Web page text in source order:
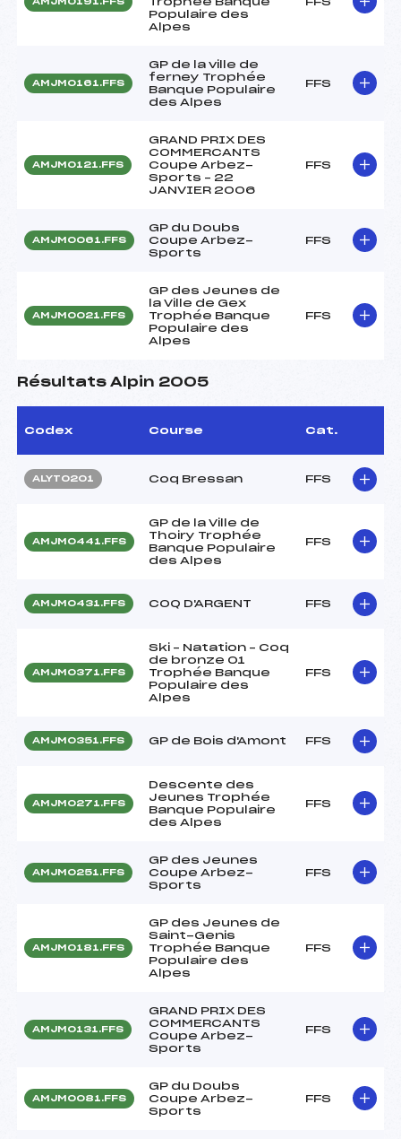
Populaire des
Alpes
AMJM0161.FFS
GP de la ville de
ferney Trophée
Banque Populaire
des Alpes
FFS
AMJM0121.FFS
GRAND PRIX DES
COMMERCANTS
Coupe Arbez-
Sports – 22
JANVIER 2006
FFS
AMJM0061.FFS
GP du Doubs
Coupe Arbez-
Sports
FFS
AMJM0021.FFS
GP des Jeunes de
la Ville de Gex
Trophée Banque
Populaire des
Alpes
FFS
Résultats Alpin 2005
Codex Course Cat.
ALYT0201 Coq Bressan FFS
AMJM0441.FFS
GP de la Ville de
Thoiry Trophée
Banque Populaire
des Alpes
FFS
AMJM0431.FFS COQ D'ARGENT FFS
AMJM0371.FFS
Ski – Natation – Coq
de bronze 01
Trophée Banque
Populaire des
Alpes
FFS
AMJM0351.FFS GP de Bois d'Amont FFS
AMJM0271.FFS
Descente des
Jeunes Trophée
Banque Populaire
des Alpes
FFS
AMJM0251.FFS
GP des Jeunes
Coupe Arbez-
Sports
FFS
AMJM0181.FFS
GP des Jeunes de
Saint-Genis
Trophée Banque
Populaire des
Alpes
FFS
AMJM0131.FFS
GRAND PRIX DES
COMMERCANTS
Coupe Arbez-
Sports
FFS
AMJM0081.FFS
GP du Doubs
Coupe Arbez-
Sports
FFS